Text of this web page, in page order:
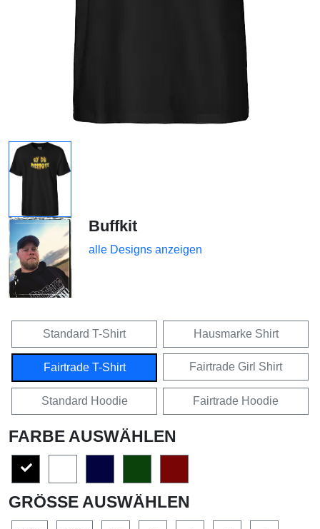
Buffkit
alle Designs anzeigen
Standard T-Shirt Hausmarke Shirt
Fairtrade T-Shirt Fairtrade Girl Shirt
Standard Hoodie Fairtrade Hoodie
FARBE AUSWÄHLEN
GRÖSSE AUSWÄHLEN